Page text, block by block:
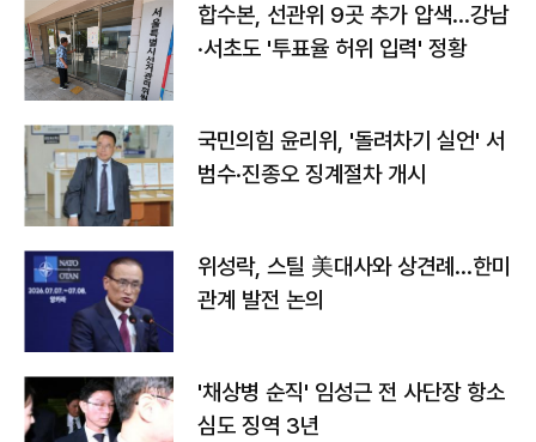
합수본, 선관위 9곳 추가 압색…강남
·서초도 '투표율 허위 입력' 정황
국민의힘 윤리위, '돌려차기 실언' 서
범수·진종오 징계절차 개시
위성락, 스틸 美대사와 상견례…한미
관계 발전 논의
'채상병 순직' 임성근 전 사단장 항소
심도 징역 3년